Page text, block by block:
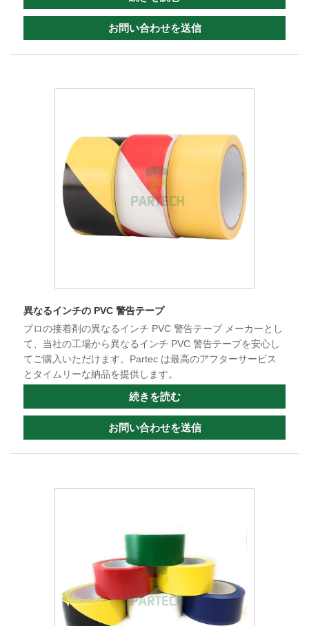
お問い合わせを送信
異なるインチの PVC 警告テープ
プロの接着剤の異なるインチ PVC 警告テープ メーカーとし
て、当社の工場から異なるインチ PVC 警告テープを安心し
てご購入いただけます。Partec は最高のアフターサービス
とタイムリーな納品を提供します。
続きを読む
お問い合わせを送信